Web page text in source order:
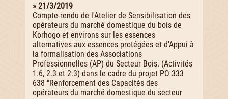
» 21/3/2019
Compte-rendu de l'Atelier de Sensibilisation des
opérateurs du marché domestique du bois de
Korhogo et environs sur les essences
alternatives aux essences protégées et d'Appui à
la formalisation des Associations
Professionnelles (AP) du Secteur Bois. (Activités
1.6, 2.3 et 2.3) dans le cadre du projet PO 333
638 "Renforcement des Capacités des
opérateurs du marché domestique du secteur